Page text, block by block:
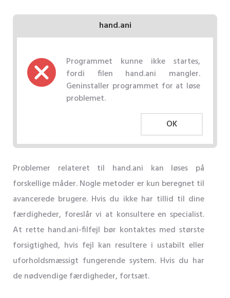
hand.ani
Programmet kunne ikke startes,
fordi filen hand.ani mangler.
Geninstaller programmet for at løse
problemet.
OK
Problemer relateret til hand.ani kan løses på
forskellige måder. Nogle metoder er kun beregnet til
avancerede brugere. Hvis du ikke har tillid til dine
færdigheder, foreslår vi at konsultere en specialist.
At rette hand.ani-filfejl bør kontaktes med største
forsigtighed, hvis fejl kan resultere i ustabilt eller
uforholdsmæssigt fungerende system. Hvis du har
de nødvendige færdigheder, fortsæt.